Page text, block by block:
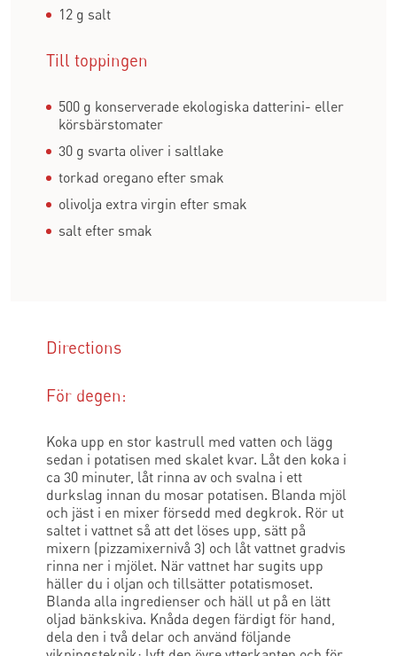
12 g salt
Till toppingen
500 g konserverade ekologiska datterini- eller
körsbärstomater
30 g svarta oliver i saltlake
torkad oregano efter smak
olivolja extra virgin efter smak
salt efter smak
Directions
För degen:
Koka upp en stor kastrull med vatten och lägg
sedan i potatisen med skalet kvar. Låt den koka i
ca 30 minuter, låt rinna av och svalna i ett
durkslag innan du mosar potatisen. Blanda mjöl
och jäst i en mixer försedd med degkrok. Rör ut
saltet i vattnet så att det löses upp, sätt på
mixern (pizzamixernivå 3) och låt vattnet gradvis
rinna ner i mjölet. När vattnet har sugits upp
häller du i oljan och tillsätter potatismoset.
Blanda alla ingredienser och häll ut på en lätt
oljad bänkskiva. Knåda degen färdigt för hand,
dela den i två delar och använd följande